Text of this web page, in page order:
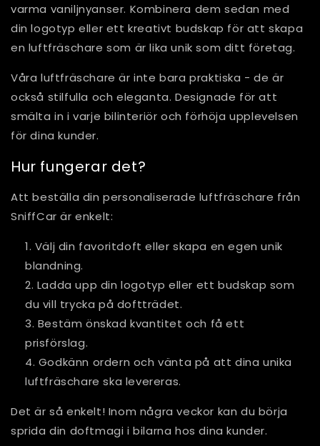
varma vaniljnyanser. Kombinera dem sedan med
din logotyp eller ett kreativt budskap för att skapa
en luftfräschare som är lika unik som ditt företag.
Våra luftfräschare är inte bara praktiska - de är
också stilfulla och eleganta. Designade för att
smälta in i varje bilinteriör och förhöja upplevelsen
för dina kunder.
Hur fungerar det?
Att beställa din personaliserade luftfräschare från
SniffCar är enkelt:
Välj din favoritdoft eller skapa en egen unik
blandning.
Ladda upp din logotyp eller ett budskap som
du vill trycka på doftträdet.
Bestäm önskad kvantitet och få ett
prisförslag.
Godkänn ordern och vänta på att dina unika
luftfräschare ska levereras.
Det är så enkelt! Inom några veckor kan du börja
sprida din doftmagi i bilarna hos dina kunder.